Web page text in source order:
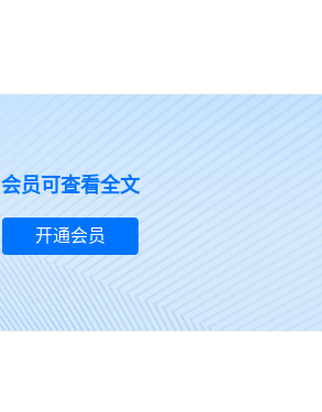
会员可查看全文
开通会员